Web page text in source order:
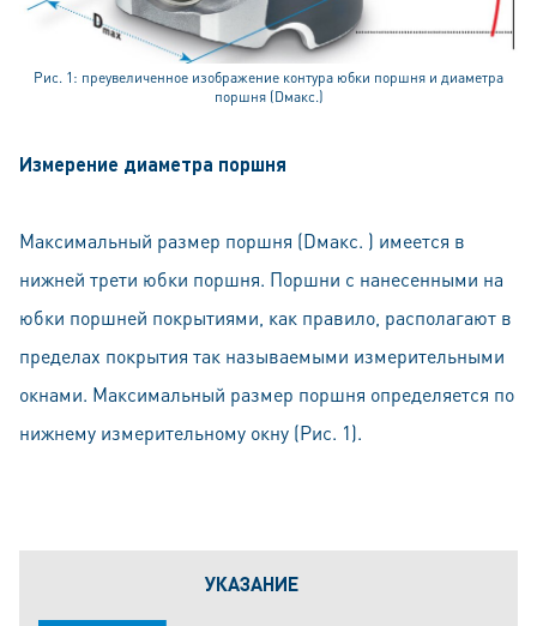
Рис. 1: преувеличенное изображение контура юбки поршня и диаметра
поршня (Dмакс.)
Измерение диаметра поршня
Максимальный размер поршня (Dмакс. ) имеется в
нижней трети юбки поршня. Поршни с нанесенными на
юбки поршней покрытиями, как правило, располагают в
пределах покрытия так называемыми измерительными
окнами. Максимальный размер поршня определяется по
нижнему измерительному окну (Рис. 1).
УКАЗАНИЕ